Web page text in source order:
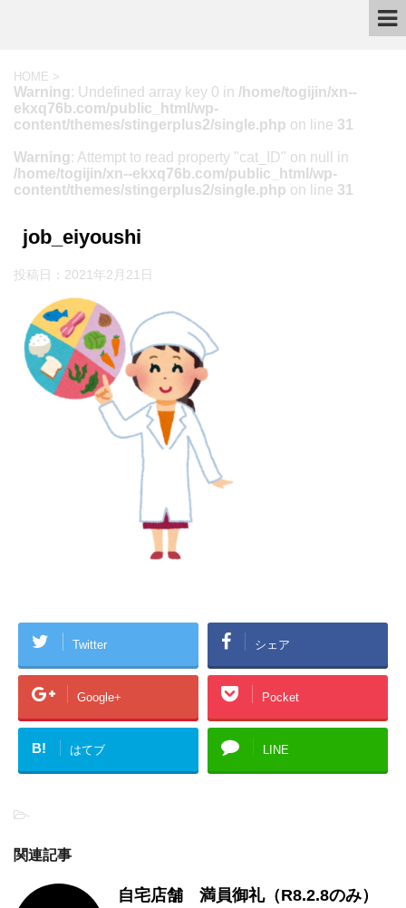
HOME >
Warning: Undefined array key 0 in /home/togijin/xn--
ekxq76b.com/public_html/wp-
content/themes/stingerplus2/single.php on line 31
Warning: Attempt to read property "cat_ID" on null in
/home/togijin/xn--ekxq76b.com/public_html/wp-
content/themes/stingerplus2/single.php on line 31
job_eiyoushi
投稿日： 2021年2月21日
Twitter シェア
Google+ Pocket
B! はてブ LINE
-
関連記事
自宅店舗 満員御礼（R8.2.8のみ）